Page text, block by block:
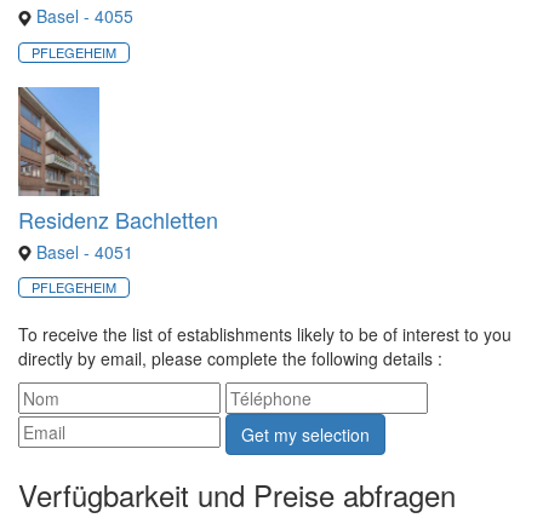
Basel - 4055
PFLEGEHEIM
Residenz Bachletten
Basel - 4051
PFLEGEHEIM
To receive the list of establishments likely to be of interest to you
directly by email, please complete the following details :
Get my selection
Verfügbarkeit und Preise abfragen